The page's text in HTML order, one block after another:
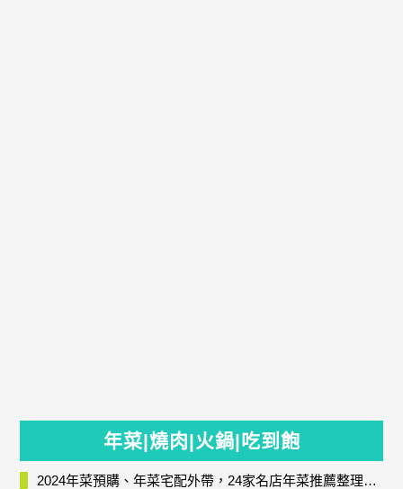
年菜|燒肉|火鍋|吃到飽
2024年菜預購、年菜宅配外帶，24家名店年菜推薦整理，圍爐輕鬆上菜團圓趣